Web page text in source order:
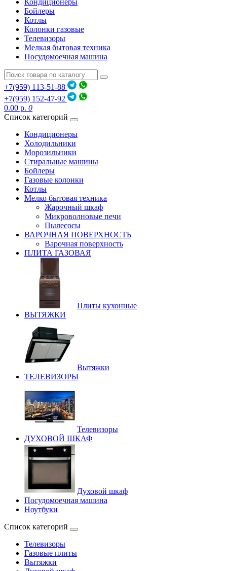
Кондиционеры
Бойлеры
Котлы
Колонки газовые
Телевизоры
Мелкая бытовая техника
Посудомоечная машина
+7(959) 113-51-88
+7(959) 152-47-92
0.00 р. 0
Список категорий
Кондиционеры
Холодильники
Морозильники
Стиральные машины
Бойлеры
Газовые колонки
Котлы
Мелко бытовая техника
Жарочный шкаф
Микроволновые печи
Пылесосы
ВАРОЧНАЯ ПОВЕРХНОСТЬ
Варочная поверхность
ПЛИТА ГАЗОВАЯ
Плиты кухонные
ВЫТЯЖКИ
Вытяжки
ТЕЛЕВИЗОРЫ
Телевизоры
ДУХОВОЙ ШКАФ
Духовой шкаф
Посудомоечная машина
Ноутбуки
Список категорий
Телевизоры
Газовые плиты
Вытяжки